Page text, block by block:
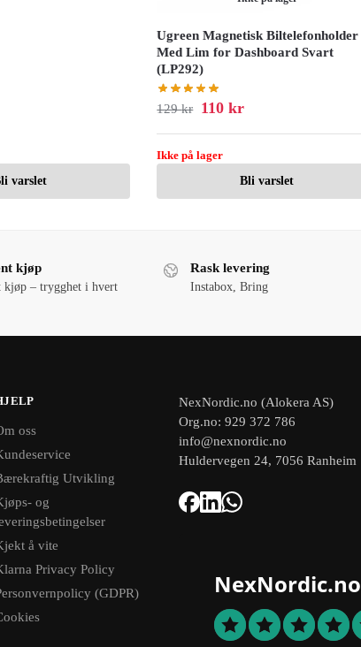
varslet
Ugreen Magnetisk Biltelefonholder
Med Lim for Dashboard Svart
(LP292)
129kr 110kr
Ikke på lager
Bli varslet
kjøp
kjøp – trygghet i hvert
Rask levering
Instabox, Bring
oss
Utvikling
og
å vite
Privacy Policy
(GDPR)
NexNordic.no (Alokera AS)
Org.no: 929 372 786
info@nexnordic.no
Huldervegen 24, 7056 Ranheim
NexNordic.no